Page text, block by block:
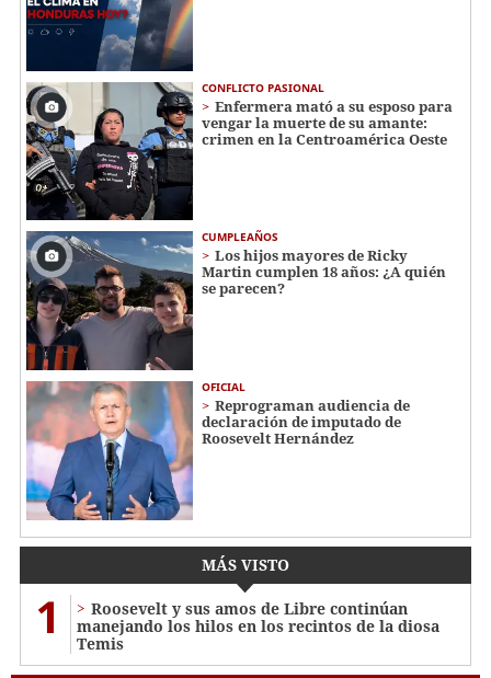
CONFLICTO PASIONAL
Enfermera mató a su esposo para
vengar la muerte de su amante:
crimen en la Centroamérica Oeste
CUMPLEAÑOS
Los hijos mayores de Ricky
Martin cumplen 18 años: ¿A quién
se parecen?
OFICIAL
Reprograman audiencia de
declaración de imputado de
Roosevelt Hernández
MÁS VISTO
1
Roosevelt y sus amos de Libre continúan
manejando los hilos en los recintos de la diosa
Temis